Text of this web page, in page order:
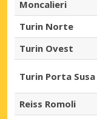
Moncalieri
Turin Norte
Turin Ovest
Turin Porta Susa
Reiss Romoli